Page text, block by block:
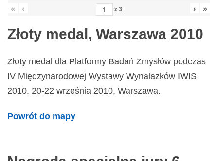
« ‹ z3 › »
Złoty medal, Warszawa 2010
Złoty medal dla Platformy Badań Zmysłów podczas
IV Międzynarodowej Wystawy Wynalazków IWIS
2010. 20-22 września 2010, Warszawa.
Powrót do mapy